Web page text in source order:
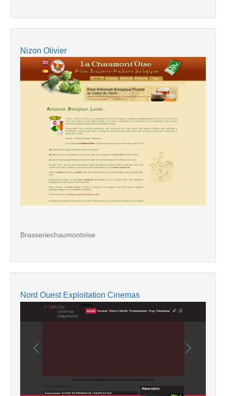
Nizon Olivier
Brasseriechaumontoise
Nord Ouest Exploitation Cinemas